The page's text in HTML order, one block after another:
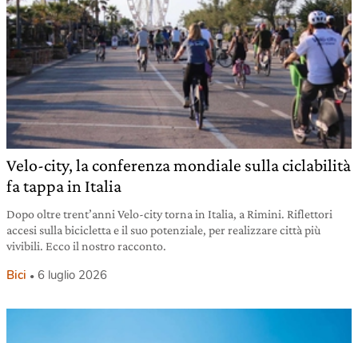
Velo-city, la conferenza mondiale sulla ciclabilità
fa tappa in Italia
Dopo oltre trent’anni Velo-city torna in Italia, a Rimini. Riflettori
accesi sulla bicicletta e il suo potenziale, per realizzare città più
vivibili. Ecco il nostro racconto.
Bici 6 luglio 2026